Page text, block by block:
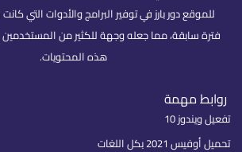
للموقع دور بارز في توفير البرامج والأدوات التي
فترة سابقة، مما جعله وجهة للكثير من المستخدمين
هذه المحتويات.
روابط مهمة
تفعيل ويندوز 10
تحميل أوفيس 2021 بكل اللغات